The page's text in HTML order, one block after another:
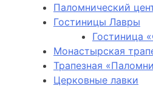
Паломнический
Гостиницы Лавры
Гостиница
Монастырская
Трапезная
Церковные лавки